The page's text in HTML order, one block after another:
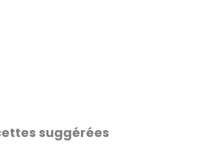
suggérées